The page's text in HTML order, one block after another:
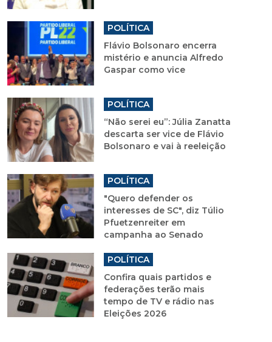
POLÍTICA
Flávio Bolsonaro encerra
mistério e anuncia Alfredo
Gaspar como vice
POLÍTICA
“Não serei eu”: Júlia Zanatta
descarta ser vice de Flávio
Bolsonaro e vai à reeleição
POLÍTICA
"Quero defender os
interesses de SC", diz Túlio
Pfuetzenreiter em
campanha ao Senado
POLÍTICA
Confira quais partidos e
federações terão mais
tempo de TV e rádio nas
Eleições 2026